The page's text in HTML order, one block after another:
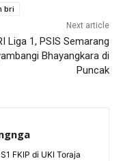
bri
Next article
Liga 1, PSIS Semarang
Bhayangkara di
Puncak
FKIP di UKI Toraja